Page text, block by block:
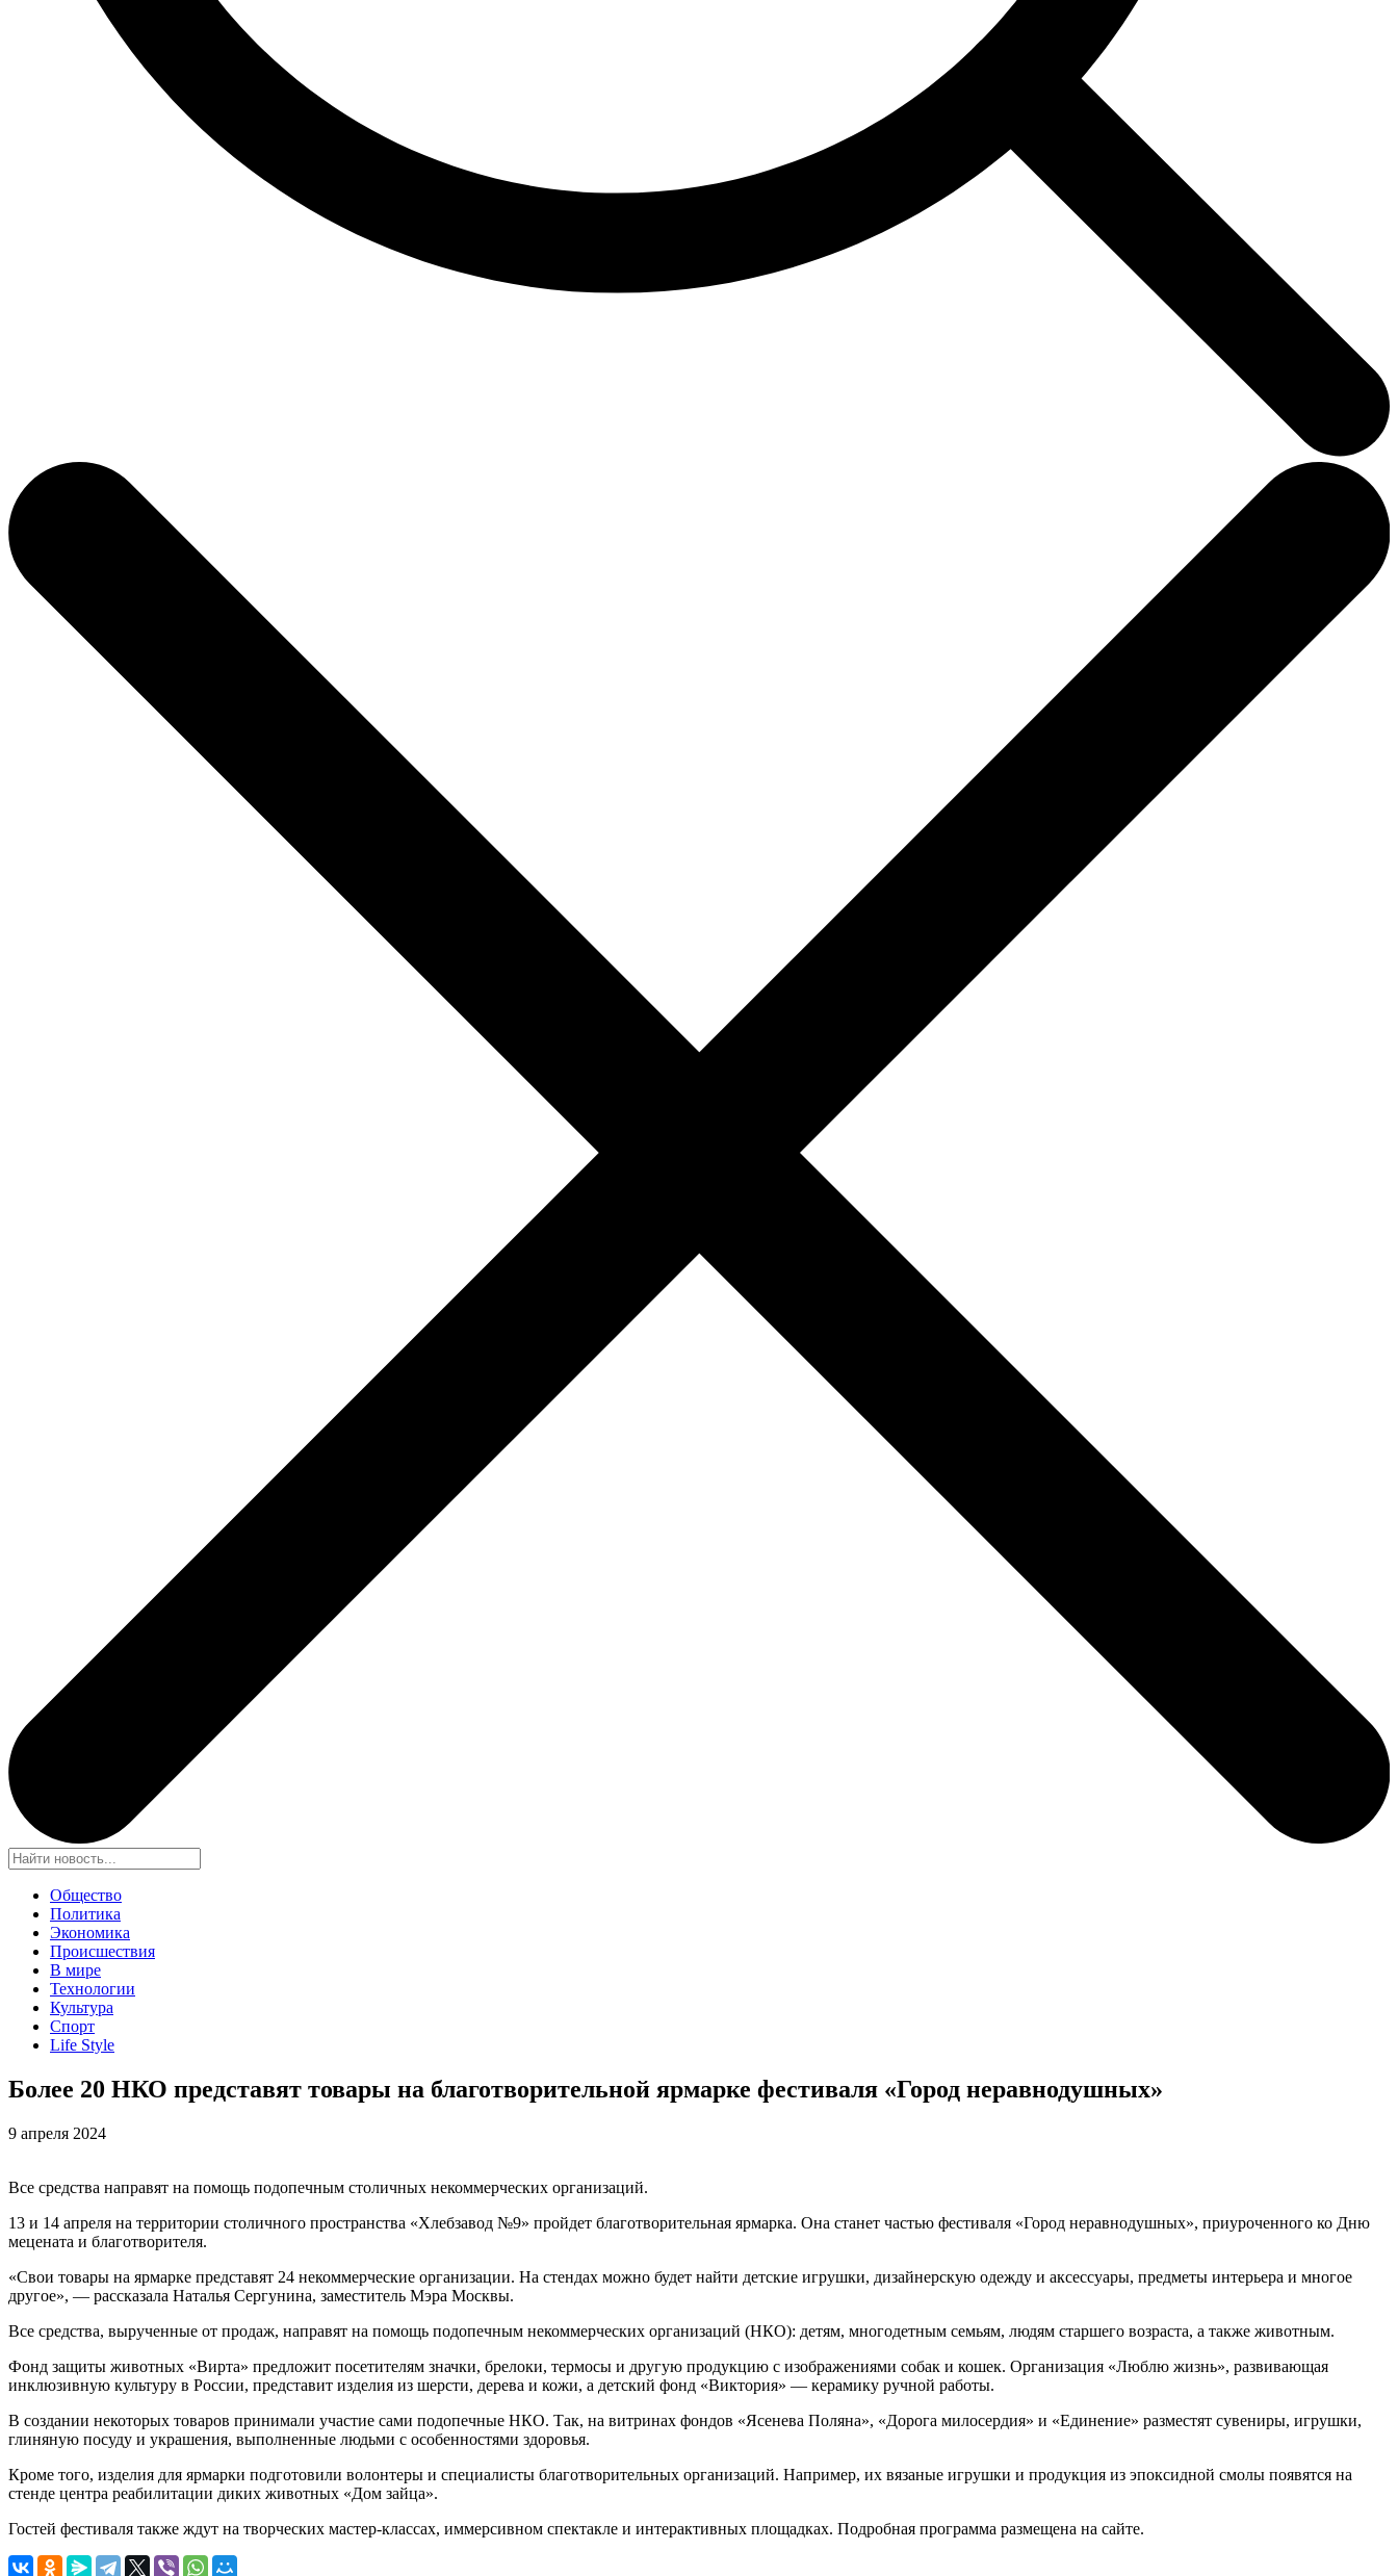
Общество
Политика
Экономика
Происшествия
В мире
Технологии
Культура
Спорт
Life Style
Более 20 НКО представят товары на благотворительной ярмарке фестиваля «Город неравнодушных»
9 апреля 2024
Все средства направят на помощь подопечным столичных некоммерческих организаций.
13 и 14 апреля на территории столичного пространства «Хлебзавод №9» пройдет благотворительная ярмарка. Она станет частью фестиваля «Город неравнодушных», приуроченного ко Дню
мецената и благотворителя.
«Свои товары на ярмарке представят 24 некоммерческие организации. На стендах можно будет найти детские игрушки, дизайнерскую одежду и аксессуары, предметы интерьера и многое
другое», — рассказала Наталья Сергунина, заместитель Мэра Москвы.
Все средства, вырученные от продаж, направят на помощь подопечным некоммерческих организаций (НКО): детям, многодетным семьям, людям старшего возраста, а также животным.
Фонд защиты животных «Вирта» предложит посетителям значки, брелоки, термосы и другую продукцию с изображениями собак и кошек. Организация «Люблю жизнь», развивающая
инклюзивную культуру в России, представит изделия из шерсти, дерева и кожи, а детский фонд «Виктория» — керамику ручной работы.
В создании некоторых товаров принимали участие сами подопечные НКО. Так, на витринах фондов «Ясенева Поляна», «Дорога милосердия» и «Единение» разместят сувениры, игрушки,
глиняную посуду и украшения, выполненные людьми с особенностями здоровья.
Кроме того, изделия для ярмарки подготовили волонтеры и специалисты благотворительных организаций. Например, их вязаные игрушки и продукция из эпоксидной смолы появятся на
стенде центра реабилитации диких животных «Дом зайца».
Гостей фестиваля также ждут на творческих мастер-классах, иммерсивном спектакле и интерактивных площадках. Подробная программа размещена на сайте.